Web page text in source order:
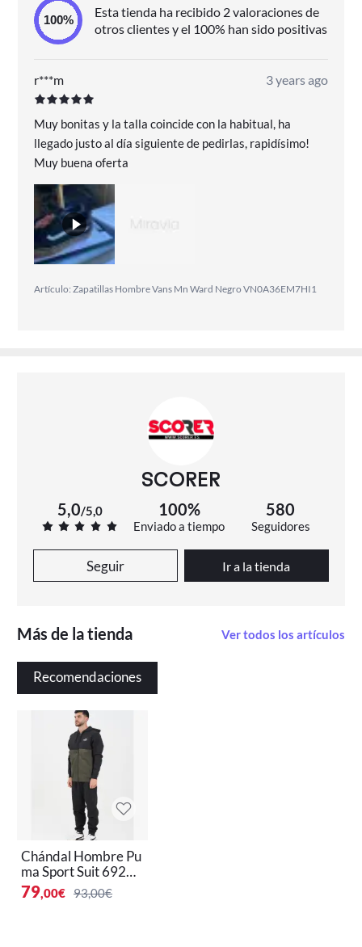
¡Hazte con ellas ahora y marca la diferencia en tus
looks!
Esta tienda ha recibido 2 valoraciones de
otros clientes y el 100% han sido positivas
r***m 3 years ago
Muy bonitas y la talla coincide con la habitual, ha
llegado justo al día siguiente de pedirlas, rapidísimo!
Muy buena oferta
Artículo: Zapatillas Hombre Vans Mn Ward Negro VN0A36EM7HI1
SCORER
5,0/5,0 100%
Enviado a tiempo
580
Seguidores
Seguir Ir a la tienda
Más de la tienda Ver todos los artículos
Recomendaciones
Chándal Hombre Pu
ma Sport Suit 69215
8-70 Chándals Hom
bre Puma
79,00€ 93,00€